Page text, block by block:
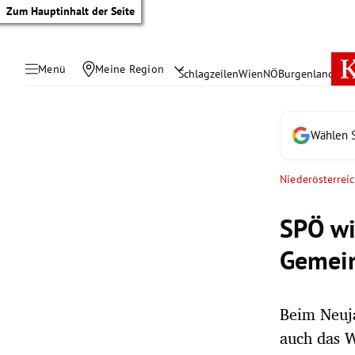
Zum Hauptinhalt der Seite
Menü Meine Region SchlagzeilenWienNÖBurgenland
Wählen
SPÖ
Beim
auch das